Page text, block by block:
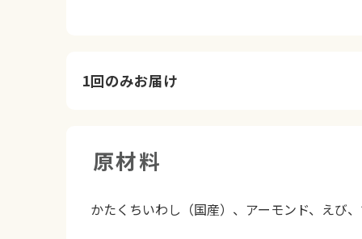
1回のみお届け
原材料
かたくちいわし（国産）、アーモンド、えび